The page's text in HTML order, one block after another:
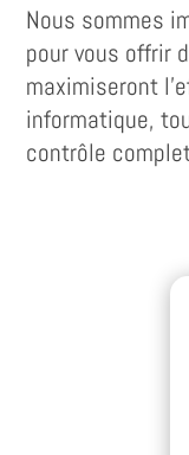
Nous sommes
pour vous offrir
maximiseront
informatique,
contrôle